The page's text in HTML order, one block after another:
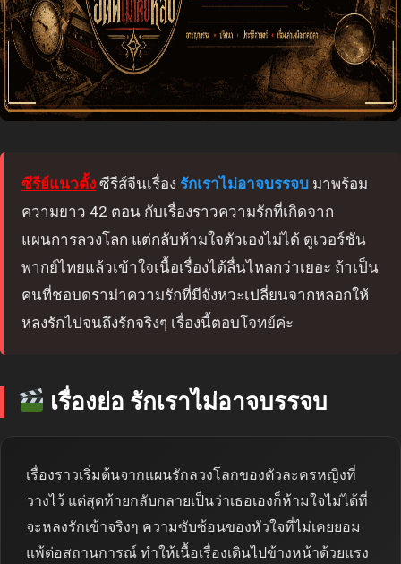
ซีรีย์แนวตั้ง ซีรีส์จีนเรื่อง รักเราไม่อาจบรรจบ มาพร้อม
ความยาว 42 ตอน กับเรื่องราวความรักที่เกิดจาก
แผนการลวงโลก แต่กลับห้ามใจตัวเองไม่ได้ ดูเวอร์ชัน
พากย์ไทยแล้วเข้าใจเนื้อเรื่องได้ลื่นไหลกว่าเยอะ ถ้าเป็น
คนที่ชอบดราม่าความรักที่มีจังหวะเปลี่ยนจากหลอกให้
หลงรักไปจนถึงรักจริงๆ เรื่องนี้ตอบโจทย์ค่ะ
เรื่องย่อ รักเราไม่อาจบรรจบ
เรื่องราวเริ่มต้นจากแผนรักลวงโลกของตัวละครหญิงที่
วางไว้ แต่สุดท้ายกลับกลายเป็นว่าเธอเองก็ห้ามใจไม่ได้ที่
จะหลงรักเข้าจริงๆ ความซับซ้อนของหัวใจที่ไม่เคยยอม
แพ้ต่อสถานการณ์ ทำให้เนื้อเรื่องเดินไปข้างหน้าด้วยแรง